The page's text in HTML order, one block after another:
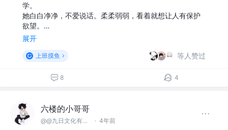
学。
她白白净净，不爱说话。柔柔弱弱，看着就想让人有保护
欲望。…
展开
上班摸鱼 等人赞过
8 4
六楼的小哥哥
@@九日文化有限 公司 · 4年前